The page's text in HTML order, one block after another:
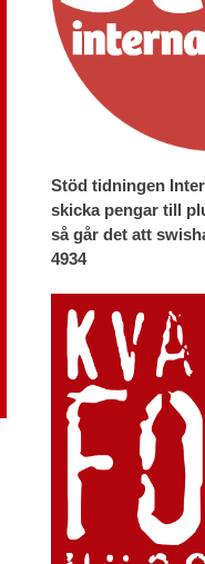
Stöd tidningen
skicka pengar till
så går det att
4934